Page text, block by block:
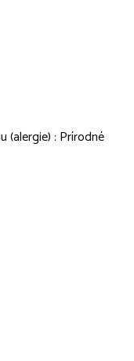
(alergie) : Prírodné